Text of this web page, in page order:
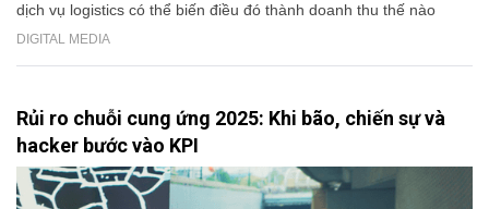
dịch vụ logistics có thể biến điều đó thành doanh thu thế nào
DIGITAL MEDIA
Rủi ro chuỗi cung ứng 2025: Khi bão, chiến sự và
hacker bước vào KPI